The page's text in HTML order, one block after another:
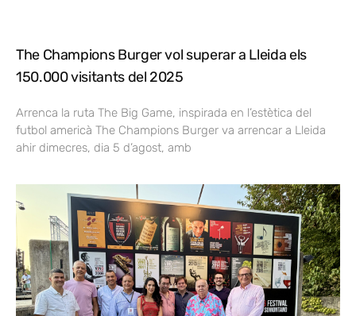
The Champions Burger vol superar a Lleida els
150.000 visitants del 2025
Arrenca la ruta The Big Game, inspirada en l’estètica del
futbol americà The Champions Burger va arrencar a Lleida
ahir dimecres, dia 5 d’agost, amb